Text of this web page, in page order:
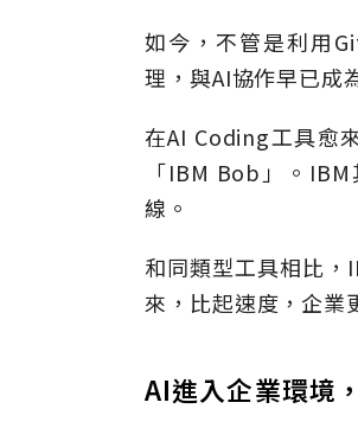
如今，不管是利用
理，與AI協作早已成
在AI Coding工具愈
「IBM Bob」。
線。
和同類型工具相比，
來，比起速度，企業
AI進入企業環境